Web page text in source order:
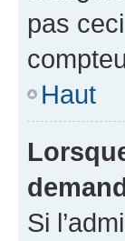
pas
Haut
Si